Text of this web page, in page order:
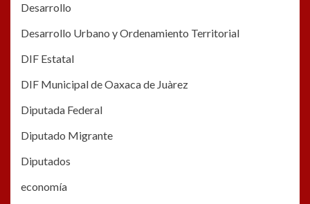
Desarrollo
Desarrollo Urbano y Ordenamiento Territorial
DIF Estatal
DIF Municipal de Oaxaca de Juàrez
Diputada Federal
Diputado Migrante
Diputados
economía